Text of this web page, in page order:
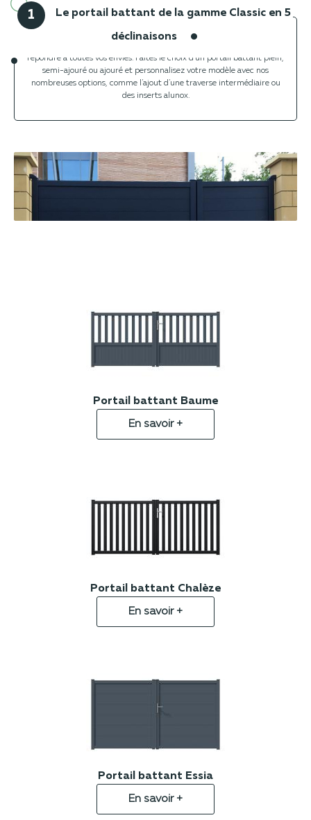
1 Le portail battant de la gamme Classic en 5
déclinaisons
répondre à toutes vos envies. Faites le choix d'un portail battant plein,
semi-ajouré ou ajouré et personnalisez votre modèle avec nos
nombreuses options, comme l'ajout d'une traverse intermédiaire ou
des inserts alunox.
Portail battant Baume
En savoir +
Portail battant Chalèze
En savoir +
Portail battant Essia
En savoir +